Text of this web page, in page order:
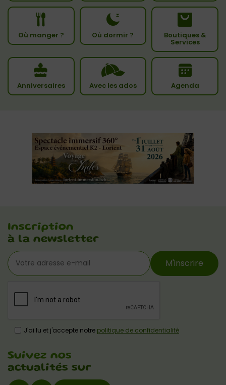
Où manger ? Où dormir ? Boutiques &
Services
Anniversaires Avec les ados Agenda
Inscription
à la newsletter
M'inscrire
J'ai lu et j'accepte notre politique de confidentialité
Suivez nos
actualités sur